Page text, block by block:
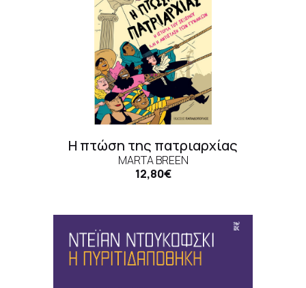
Η πτώση της πατριαρχίας
MARTA BREEN
12,80€